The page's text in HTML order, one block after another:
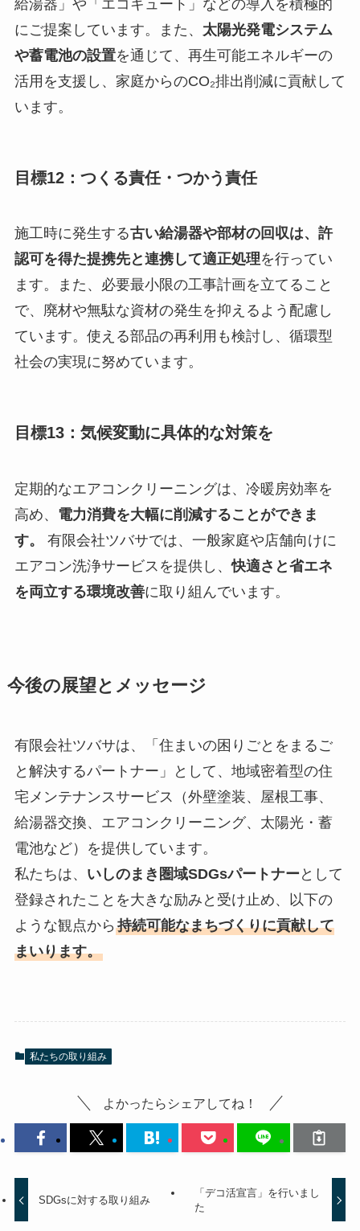
給湯器」や「エコキュート」などの導入を積極的
にご提案しています。また、 太陽光発電システム
や蓄電池の設置を通じて、再生可能エネルギーの
活用を支援し、家庭からのCO₂排出削減に貢献して
います。
目標12：つくる責任・つかう責任
施工時に発生する古い給湯器や部材の回収は、許
認可を得た提携先と連携して適正処理を行ってい
ます。また、必要最小限の工事計画を立てること
で、廃材や無駄な資材の発生を抑えるよう配慮し
ています。使える部品の再利用も検討し、循環型
社会の実現に努めています。
目標13：気候変動に具体的な対策を
定期的なエアコンクリーニングは、冷暖房効率を
高め、 電力消費を大幅に削減することができま
す。
有限会社ツバサでは、一般家庭や店舗向けに
エアコン洗浄サービスを提供し、快適さと省エネ
を両立する環境改善に取り組んでいます。
今後の展望とメッセージ
有限会社ツバサは、「住まいの困りごとをまるご
と解決するパートナー」として、地域密着型の住
宅メンテナンスサービス（外壁塗装、屋根工事、
給湯器交換、エアコンクリーニング、太陽光・蓄
電池など）を提供しています。
私たちは、 いしのまき圏域SDGsパートナー として
登録されたことを大きな励みと受け止め、以下の
ような観点から 持続可能なまちづくりに貢献して
まいります。
私たちの取り組み
よかったらシェアしてね！
SDGsに対する取り組み
「デコ活宣言」を行いまし
た